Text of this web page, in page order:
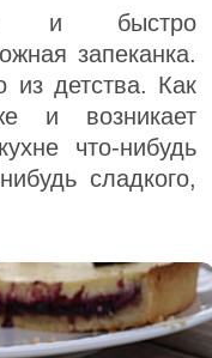
и быстро
запеканка.
из детства. Как
и возникает
что-нибудь
сладкого,